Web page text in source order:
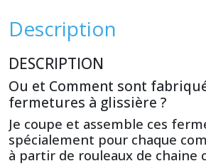
Description
DESCRIPTION
Ou et Comment sont
fermetures à glissière ?
Je coupe et assemble ces
spécialement pour chaque
à partir de rouleaux de chaine